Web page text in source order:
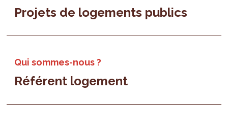
Projets de logements publics
Qui sommes-nous ?
Référent logement